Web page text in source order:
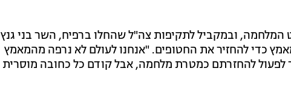
ובמקביל לתקיפות צה"ל שהחלו ברפיח, השר בני גנץ
כדי להחזיר את החטופים. "אנחנו לעולם לא נרפה מהמאמץ
לפעול להחזרתם כמטרת מלחמה, אבל קודם כל כחובה מוסרית